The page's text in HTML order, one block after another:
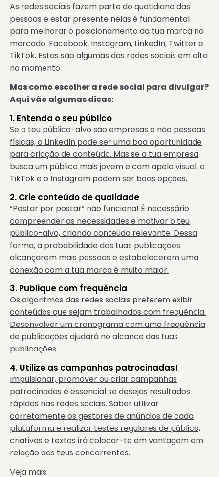
As redes sociais fazem parte do quotidiano das
pessoas e estar presente nelas é fundamental
para melhorar o posicionamento da tua marca no
mercado. Facebook, Instagram, LinkedIn, Twitter e
TikTok. Estas são algumas das redes sociais em alta
no momento.
Mas como escolher a rede social para divulgar?
Aqui vão algumas dicas:
1. Entenda o seu público
Se o teu público-alvo são empresas e não pessoas
físicas, o LinkedIn pode ser uma boa oportunidade
para criação de conteúdo. Mas se a tua empresa
busca um público mais jovem e com apelo visual, o
TikTok e o Instagram podem ser boas opções.
2. Crie conteúdo de qualidade
“Postar por postar” não funciona! É necessário
compreender as necessidades e motivar o teu
público-alvo, criando conteúdo relevante. Dessa
forma, a probabilidade das tuas publicações
alcançarem mais pessoas e estabelecerem uma
conexão com a tua marca é muito maior.
3. Publique com frequência
Os algoritmos das redes sociais preferem exibir
conteúdos que sejam trabalhados com frequência.
Desenvolver um cronograma com uma frequência
de publicações ajudará no alcance das tuas
publicações.
4. Utilize as campanhas patrocinadas!
Impulsionar, promover ou criar campanhas
patrocinadas é essencial se desejas resultados
rápidos nas redes sociais. Saber utilizar
corretamente os gestores de anúncios de cada
plataforma e realizar testes regulares de público,
criativos e textos irá colocar-te em vantagem em
relação aos teus concorrentes.
Veja mais: